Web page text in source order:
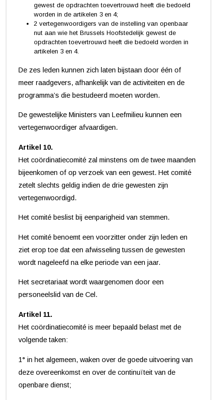
gewest de opdrachten toevertrouwd heeft die bedoeld
worden in de artikelen 3 en 4;
2 vertegenwoordigers van de instelling van openbaar
nut aan wie het Brussels Hoofstedelijk gewest de
opdrachten toevertrouwd heeft die bedoeld worden in
artikelen 3 en 4.
De zes leden kunnen zich laten bijstaan door één of
meer raadgevers, afhankelijk van de activiteiten en de
programma’s die bestudeerd moeten worden.
De gewestelijke Ministers van Leefmilieu kunnen een
vertegenwoordiger afvaardigen.
Artikel 10.
Het coördinatiecomité zal minstens om de twee maanden
bijeenkomen of op verzoek van een gewest. Het comité
zetelt slechts geldig indien de drie gewesten zijn
vertegenwoordigd.
Het comité beslist bij eenparigheid van stemmen.
Het comité benoemt een voorzitter onder zijn leden en
ziet erop toe dat een afwisseling tussen de gewesten
wordt nageleefd na elke periode van een jaar.
Het secretariaat wordt waargenomen door een
personeelslid van de Cel.
Artikel 11.
Het coördinatiecomité is meer bepaald belast met de
volgende taken:
1° in het algemeen, waken over de goede uitvoering van
deze overeenkomst en over de continuïteit van de
openbare dienst;